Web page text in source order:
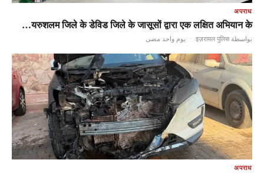
अपराध
यरुशलम जिले के डेविड जिले के जासूसों द्वारा एक लक्षित अभियान के…
بواسطة इज़रायल पुलिस · يوم واحد مضى
अपराध